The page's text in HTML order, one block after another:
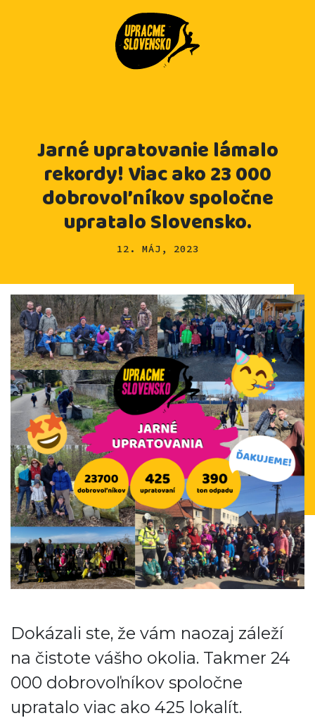
Jarné upratovanie lámalo
rekordy! Viac ako 23 000
dobrovoľníkov spoločne
upratalo Slovensko.
12. MÁJ, 2023
Dokázali ste, že vám naozaj záleží
na čistote vášho okolia. Takmer 24
000 dobrovoľníkov spoločne
upratalo viac ako 425 lokalít.